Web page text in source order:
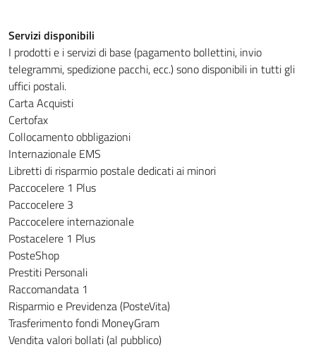
Servizi disponibili
I prodotti e i servizi di base (pagamento bollettini, invio
telegrammi, spedizione pacchi, ecc.) sono disponibili in tutti gli
uffici postali.
Carta Acquisti
Certofax
Collocamento obbligazioni
Internazionale EMS
Libretti di risparmio postale dedicati ai minori
Paccocelere 1 Plus
Paccocelere 3
Paccocelere internazionale
Postacelere 1 Plus
PosteShop
Prestiti Personali
Raccomandata 1
Risparmio e Previdenza (PosteVita)
Trasferimento fondi MoneyGram
Vendita valori bollati (al pubblico)